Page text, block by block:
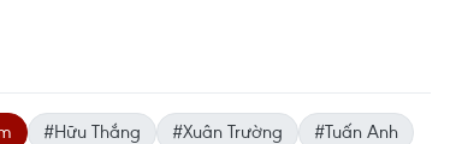
#Hữu Thắng #Xuân Trường
#Tuấn Anh